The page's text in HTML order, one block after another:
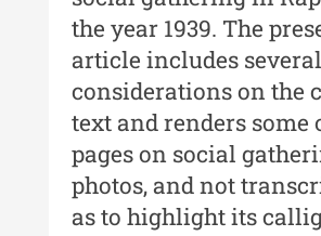
și Conservare-
Patrimoniului - 2021
Buletinul Centrului de
și Conservare-
Patrimoniului - 2020
Buletinul Centrului de
și Conservare-
Patrimoniului - 2019
the year 1939. The
article includes several
considerations on the
text and renders some
pages on social
photos, and not
as to highlight its